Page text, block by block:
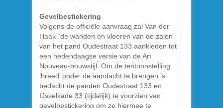
Gevelbestickering
Volgens de officiële aanvraag zal Van der
Haak “de wanden en vloeren van de zalen
van het pand Oudestraat 133 aankleden tot
een hedendaagse versie van de Art
Nouveau-bouwstijl. Om de tentoonstelling
’breed’ onder de aandacht te brengen is
bedacht de panden Oudestraat 133 en
IJsselkade 33 (tijdelijk) te voorzien van
gevelbestickering om ze hiermee te